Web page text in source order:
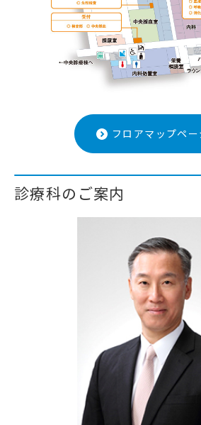
フロアマップペ
診療科のご案内